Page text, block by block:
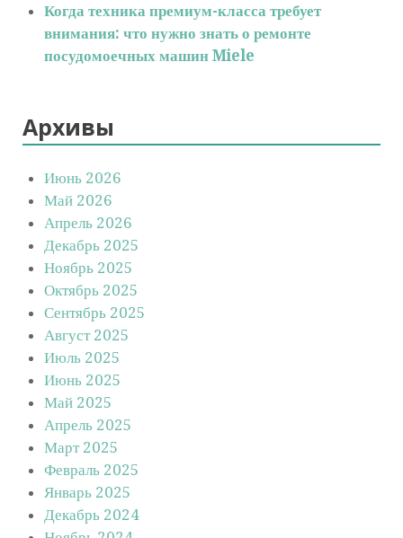
Когда техника премиум-класса требует
внимания: что нужно знать о ремонте
посудомоечных машин Miele
Архивы
Июнь 2026
Май 2026
Апрель 2026
Декабрь 2025
Ноябрь 2025
Октябрь 2025
Сентябрь 2025
Август 2025
Июль 2025
Июнь 2025
Май 2025
Апрель 2025
Март 2025
Февраль 2025
Январь 2025
Декабрь 2024